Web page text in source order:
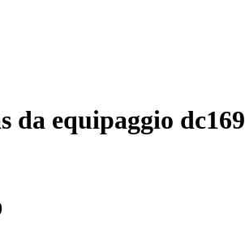
da equipaggio dc169